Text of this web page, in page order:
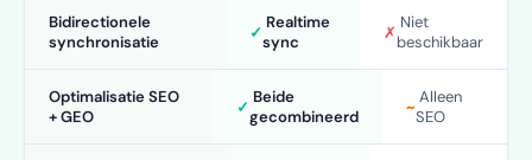
Bidirectionele
synchronisatie
✓ Realtime
sync
✗ Niet
beschikbaar
Optimalisatie SEO
+ GEO
✓ Beide
gecombineerd
~ Alleen
SEO